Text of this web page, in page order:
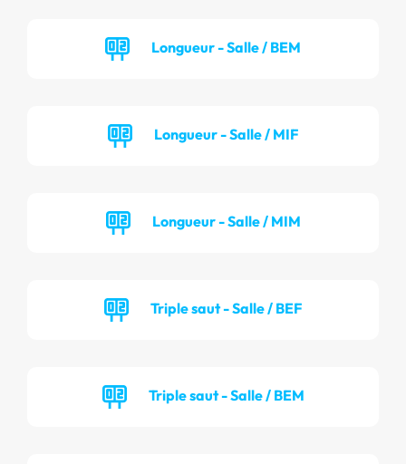
Longueur - Salle / BEM
Longueur - Salle / MIF
Longueur - Salle / MIM
Triple saut - Salle / BEF
Triple saut - Salle / BEM